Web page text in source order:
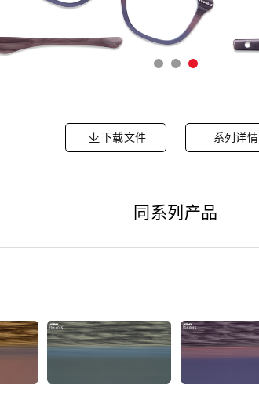
下载文件 系列详情
同系列产品